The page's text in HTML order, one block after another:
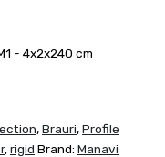
- 4x2x240 cm
,Brauri,Profile
,rigid Brand: Manavi